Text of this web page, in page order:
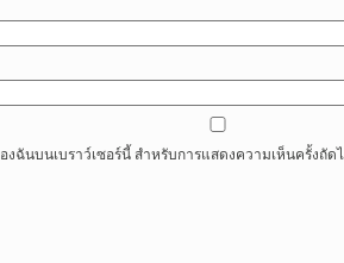
ฉันบนเบราว์เซอร์นี้ สำหรับการแสดงความเห็นครั้งถัด